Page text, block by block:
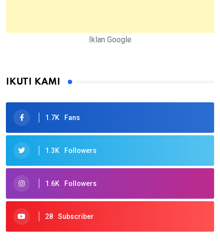
Iklan Google
IKUTI KAMI
1.7K Fans
1.3K Followers
1.6K Followers
28 Subscriber